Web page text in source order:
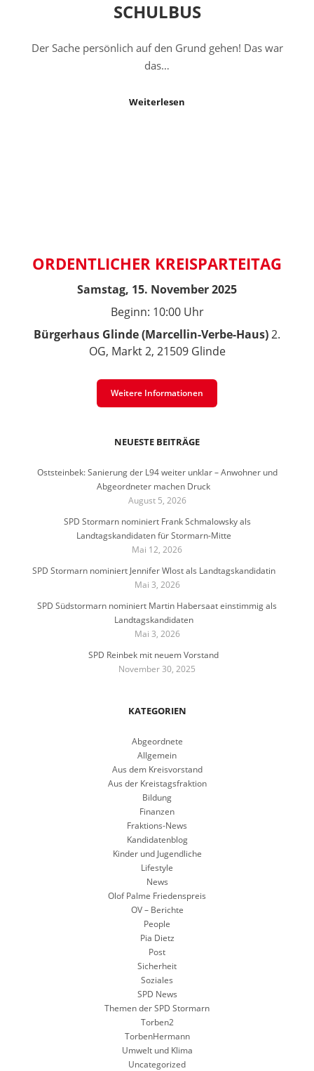
SCHULBUS
Der Sache persönlich auf den Grund gehen! Das war
das…
Weiterlesen
ORDENTLICHER KREISPARTEITAG
Samstag, 15. November 2025
Beginn: 10:00 Uhr
Bürgerhaus Glinde (Marcellin-Verbe-Haus)2.
OG, Markt 2, 21509 Glinde
Weitere Informationen
NEUESTE BEITRÄGE
Oststeinbek: Sanierung der L94 weiter unklar – Anwohner und
Abgeordneter machen Druck
August 5, 2026
SPD Stormarn nominiert Frank Schmalowsky als
Landtagskandidaten für Stormarn-Mitte
Mai 12, 2026
SPD Stormarn nominiert Jennifer Wlost als Landtagskandidatin
Mai 3, 2026
SPD Südstormarn nominiert Martin Habersaat einstimmig als
Landtagskandidaten
Mai 3, 2026
SPD Reinbek mit neuem Vorstand
November 30, 2025
KATEGORIEN
Abgeordnete
Allgemein
Aus dem Kreisvorstand
Aus der Kreistagsfraktion
Bildung
Finanzen
Fraktions-News
Kandidatenblog
Kinder und Jugendliche
Lifestyle
News
Olof Palme Friedenspreis
OV – Berichte
People
Pia Dietz
Post
Sicherheit
Soziales
SPD News
Themen der SPD Stormarn
Torben2
TorbenHermann
Umwelt und Klima
Uncategorized